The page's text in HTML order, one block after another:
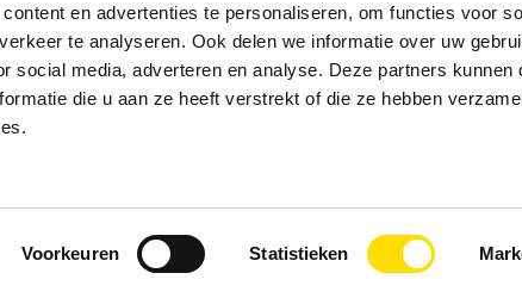
en advertenties te personaliseren, om functies voor
te analyseren. Ook delen we informatie over uw
social media, adverteren en analyse. Deze partners kunnen
die u aan ze heeft verstrekt of die ze hebben
Voorkeuren Statistieken